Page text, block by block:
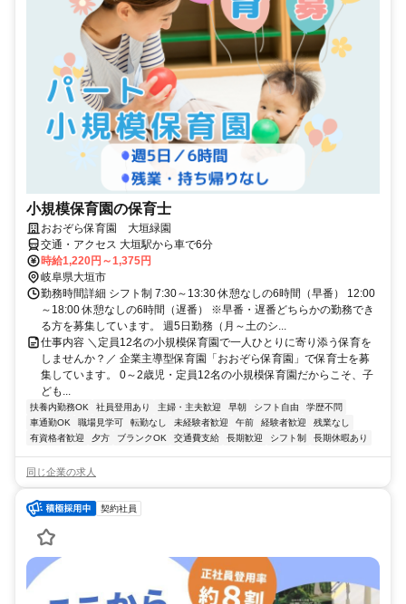
小規模保育園の保育士
おおぞら保育園 大垣緑園
交通・アクセス 大垣駅から車で6分
時給1,220円～1,375円
岐阜県大垣市
勤務時間詳細 シフト制 7:30～13:30 休憩なしの6時間（早番） 12:00
～18:00 休憩なしの6時間（遅番） ※早番・遅番どちらかの勤務でき
る方を募集しています。 週5日勤務（月～土のシ...
仕事内容 ＼定員12名の小規模保育園で一人ひとりに寄り添う保育を
しませんか？／ 企業主導型保育園「おおぞら保育園」で保育士を募
集しています。 0～2歳児・定員12名の小規模保育園だからこそ、子
ども...
扶養内勤務OK 社員登用あり 主婦・主夫歓迎 早朝 シフト自由
学歴不問
車通勤OK
職場見学可 転勤なし 未経験者歓迎 午前 経験者歓迎
残業なし
有資格者歓迎
夕方 ブランクOK 交通費支給 長期歓迎 シフト制 長期休暇あり
同じ企業の求人
契約社員